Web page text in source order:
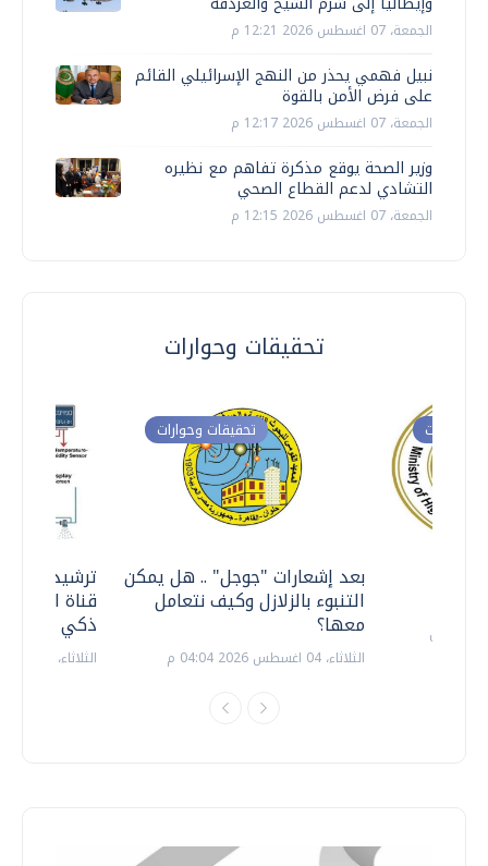
الجمعة، 07 اغسطس 2026 12:21 م
نبيل فهمي يحذر من النهج الإسرائيلي القائم
على فرض الأمن بالقوة
الجمعة، 07 اغسطس 2026 12:17 م
وزير الصحة يوقع مذكرة تفاهم مع نظيره
التشادي لدعم القطاع الصحي
الجمعة، 07 اغسطس 2026 12:15 م
تحقيقات وحوارات
ترشيدا
قناة
ذكي
الثلاثاء، 14 يوليو 2026 06:11 م
تحقيقات وحوارات
بعد إشعارات "جوجل" .. هل يمكن
التنبوء بالزلازل وكيف نتعامل
معها؟
الثلاثاء، 04 اغسطس 2026 04:04 م
وحوارات